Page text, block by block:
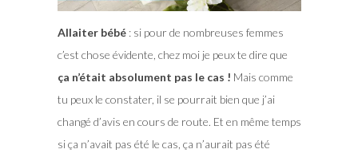
Allaiter bébé: si pour de nombreuses femmes
c’est chose évidente, chez moi je peux te dire que
ça n’était absolument pas le cas ! Mais comme
tu peux le constater, il se pourrait bien que j’ai
changé d’avis en cours de route. Et en même temps
si ça n’avait pas été le cas, ça n’aurait pas été